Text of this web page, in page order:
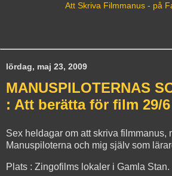
Att Skriva Filmmanus - på
lördag, maj 23, 2009
MANUSPILOTERNAS
: Att berätta för film 29/6
Sex heldagar om att skriva filmmanus,
Manuspiloterna och mig själv som
Plats : Zingofilms lokaler i Gamla Stan.